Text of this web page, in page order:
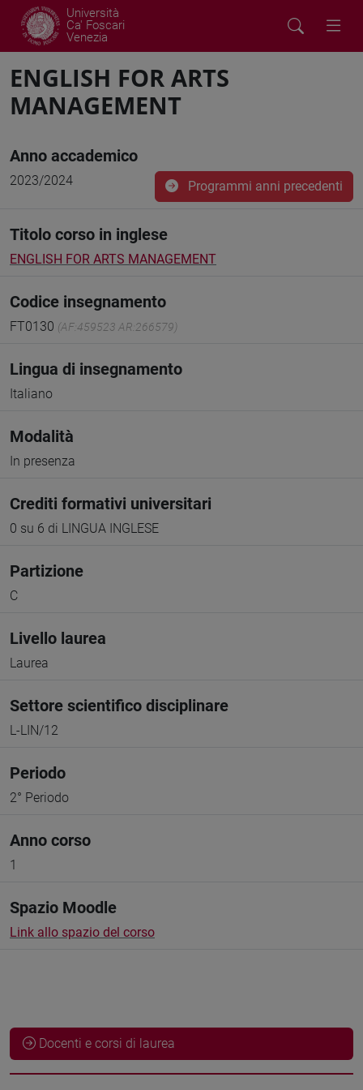
Università
Ca' Foscari
Venezia
ENGLISH FOR ARTS
MANAGEMENT
Anno accademico
2023/2024 Programmi anni precedenti
Titolo corso in inglese
ENGLISH FOR ARTS MANAGEMENT
Codice insegnamento
FT0130 (AF:459523 AR:266579)
Lingua di insegnamento
Italiano
Modalità
In presenza
Crediti formativi universitari
0 su 6 di LINGUA INGLESE
Partizione
C
Livello laurea
Laurea
Settore scientifico disciplinare
L-LIN/12
Periodo
2° Periodo
Anno corso
1
Spazio Moodle
Link allo spazio del corso
Docenti e corsi di laurea